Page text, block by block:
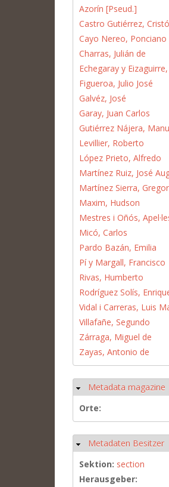
Azorín [Pseud.]
Castro Gutiérrez,
Cayo Nereo, Ponciano
Charras, Julián de
Echegaray y Eizaguirre,
Figueroa, Julio José
Galvéz, José
Garay, Juan Carlos
Gutiérrez Nájera,
Levillier, Roberto
López Prieto, Alfredo
Martínez Ruiz, José
Martínez Sierra,
Maxim, Hudson
Mestres i Oñós,
Micó, Carlos
Pardo Bazán, Emilia
Pí y Margall, Francisco
Rivas, Humberto
Rodríguez Solís,
Vidal i Carreras, Luis
Villafañe, Segundo
Zárraga, Miguel de
Zayas, Antonio de
Ausblenden
Metadata magazine
Orte:
Ausblenden
Metadaten Besitzer
Sektion: section
Herausgeber: